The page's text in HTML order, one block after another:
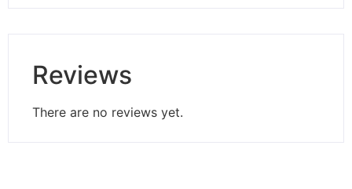
Reviews
There are no reviews yet.